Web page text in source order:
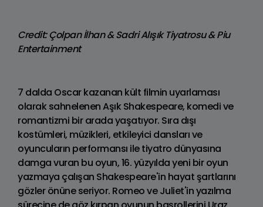
Credit: Çolpan İlhan & Sadri Alışık Tiyatrosu & Piu
Entertainment
7 dalda Oscar kazanan kült filmin uyarlaması
olarak sahnelenen Aşık Shakespeare, komedi ve
romantizmi bir arada yaşatıyor. Sıra dışı
kostümleri, müzikleri, etkileyici dansları ve
oyuncuların performansı ile tiyatro dünyasına
damga vuran bu oyun, 16. yüzyılda yeni bir oyun
yazmaya çalışan Shakespeare'in hayat şartlarını
gözler önüne seriyor. Romeo ve Juliet'in yazılma